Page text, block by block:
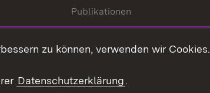
Publikationen
Mediathek
Ausschreibungen
zu können, verwenden wir Cookies.
Datenschutzerklärung.